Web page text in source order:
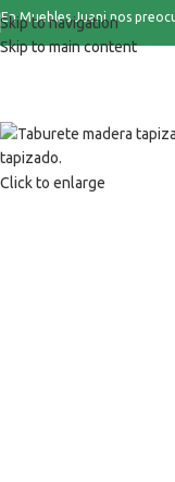
Skip to navigation
Skip to main content
En Muebles Juani nos
Click to enlarge